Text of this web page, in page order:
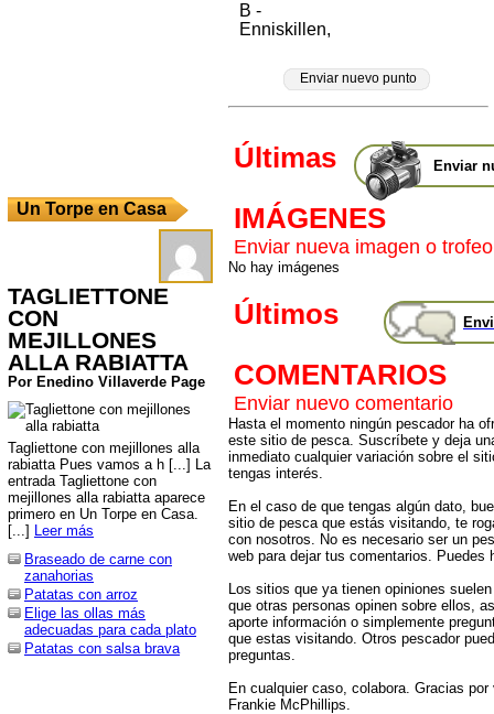
Un Torpe en Casa
TAGLIETTONE
CON
MEJILLONES
ALLA RABIATTA
Por Enedino Villaverde Page
Tagliettone con mejillones alla
rabiatta Pues vamos a h [...] La
entrada Tagliettone con
mejillones alla rabiatta aparece
primero en Un Torpe en Casa.
[...] Leer más
Braseado de carne con
zanahorias
Patatas con arroz
Elige las ollas más
adecuadas para cada plato
Patatas con salsa brava
B -
Enniskillen,
Enviar nuevo punto
Enviar
Últimas
IMÁGENES
Enviar nueva imagen o trofeo
No hay imágenes
Últimos
COMENTARIOS
Enviar nuevo comentario
Hasta el momento ningún pescador ha
este sitio de pesca. Suscríbete y deja
inmediato cualquier variación sobre el
tengas interés.
En el caso de que tengas algún dato,
sitio de pesca que estás visitando, te
con nosotros. No es necesario ser un
web para dejar tus comentarios. Puedes
Los sitios que ya tienen opiniones
que otras personas opinen sobre ellos,
aporte información o simplemente
que estas visitando. Otros pescador
preguntas.
En cualquier caso, colabora. Gracias
Frankie McPhillips.